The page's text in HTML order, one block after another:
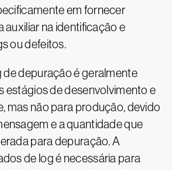
em fornecer
auxiliar na identificação e
ou defeitos.
de depuração é geralmente
estágios de desenvolvimento e
mas não para produção, devido
e a quantidade que
para depuração. A
de log é necessária para